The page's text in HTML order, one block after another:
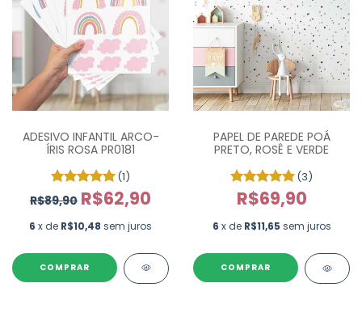
ADESIVO INFANTIL ARCO-
ÍRIS ROSA PR0181
(1)
R$89,90 R$62,90
6 x de R$10,48 sem juros
COMPRAR
PAPEL DE PAREDE POÁ
PRETO, ROSÊ E VERDE
(3)
R$69,90
6 x de R$11,65 sem juros